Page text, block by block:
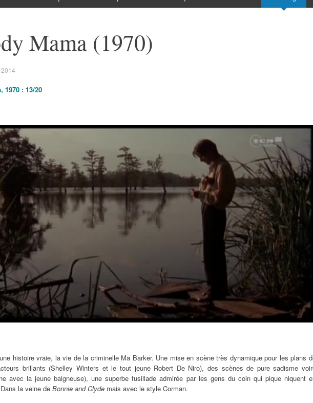
Mama (1970)
1970 : 13/20
histoire vraie, la vie de la criminelle Ma Barker. Une mise en scène très dynamique pour les plans
brillants (Shelley Winters et le tout jeune Robert De Niro), des scènes de pure sadisme
avec la jeune baigneuse), une superbe fusillade admirée par les gens du coin qui pique niquent
la veine de Bonnie and Clyde mais avec le style Corman.